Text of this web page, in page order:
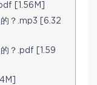
[1.56M]
？.mp3 [6.32
？.pdf [1.59